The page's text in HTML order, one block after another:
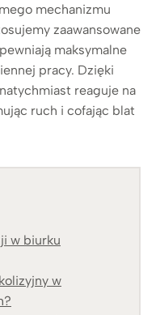
mechanizmu
zaawansowane
maksymalne
pracy. Dzięki
reaguje na
ruch i cofając blat
w biurku
w